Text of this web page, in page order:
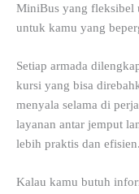
MiniBus yang fleksibel
untuk kamu yang
Setiap armada
kursi yang bisa
menyala selama di
layanan antar jemput
lebih praktis dan efisien.
Kalau kamu butuh